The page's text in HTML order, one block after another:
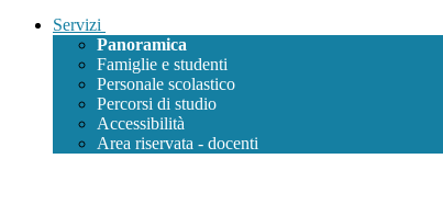
Servizi
Panoramica
Famiglie e studenti
Personale scolastico
Percorsi di studio
Accessibilità
Area riservata - docenti